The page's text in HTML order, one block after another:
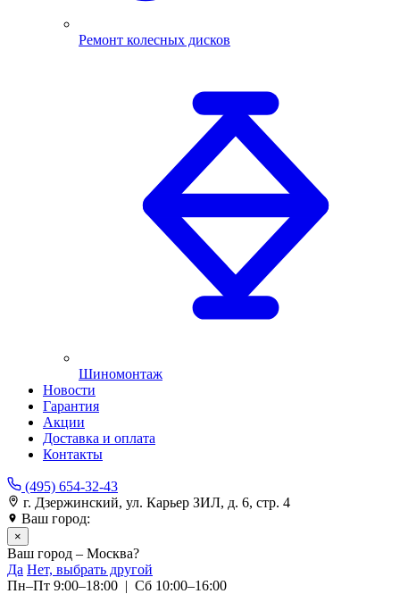
Ремонт колесных дисков
Шиномонтаж
Новости
Гарантия
Акции
Доставка и оплата
Контакты
(495) 654-32-43
г. Дзержинский, ул. Карьер ЗИЛ, д. 6, стр. 4
Ваш город:
×
Ваш город – Москва?
Да Нет, выбрать другой
Пн–Пт 9:00–18:00 | Сб 10:00–16:00